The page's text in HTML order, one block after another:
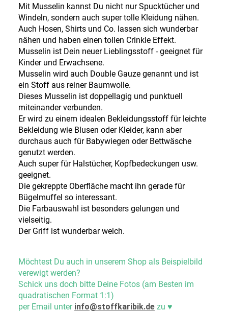
Mit Musselin kannst Du nicht nur Spucktücher und
Windeln, sondern auch super tolle Kleidung nähen.
Auch Hosen, Shirts und Co. lassen sich wunderbar
nähen und haben einen tollen Crinkle Effekt.
Musselin ist Dein neuer Lieblingsstoff - geeignet für
Kinder und Erwachsene.
Musselin wird auch Double Gauze genannt und ist
ein Stoff aus reiner Baumwolle.
Dieses Musselin ist doppellagig und punktuell
miteinander verbunden.
Er wird zu einem idealen Bekleidungsstoff für leichte
Bekleidung wie Blusen oder Kleider, kann aber
durchaus auch für Babywiegen oder Bettwäsche
genutzt werden.
Auch super für Halstücher, Kopfbedeckungen usw.
geeignet.
Die gekreppte Oberfläche macht ihn gerade für
Bügelmuffel so interessant.
Die Farbauswahl ist besonders gelungen und
vielseitig.
Der Griff ist wunderbar weich.
Möchtest Du auch in unserem Shop als Beispielbild
verewigt werden?
Schick uns doch bitte Deine Fotos (am Besten im
quadratischen Format 1:1)
per Email unter info@stoffkaribik.de zu ♥